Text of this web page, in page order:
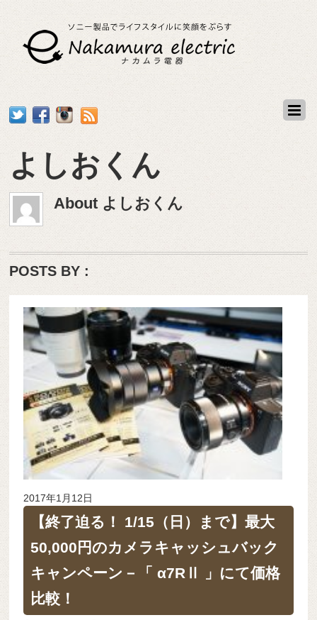
よしおくん
About よしおくん
POSTS BY :
2017年1月12日
【終了迫る！ 1/15（日）まで】最大
50,000円のカメラキャッシュバック
キャンペーン－「 α7RⅡ 」にて価格
比較！